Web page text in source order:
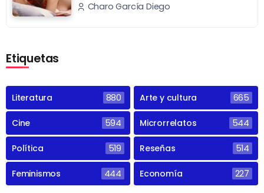
Charo García Diego
Etiquetas
Literatura 880 Arte y cultura 665
Cine 594 Microrrelatos 544
Política 519 Reseñas 514
Feminismos 444 Economía 227